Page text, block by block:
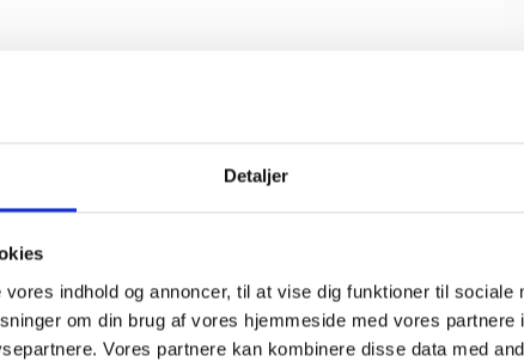
Detaljer
indhold og annoncer, til at vise dig funktioner til sociale
om din brug af vores hjemmeside med vores partnere
Vores partnere kan kombinere disse data med